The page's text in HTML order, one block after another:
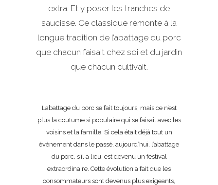
extra. Et y poser les tranches de
saucisse. Ce classique remonte à la
longue tradition de l’abattage du porc
que chacun faisait chez soi et du jardin
que chacun cultivait.
L’abattage du porc se fait toujours, mais ce n’est
plus la coutume si populaire qui se faisait avec les
voisins et la famille. Si cela était déjà tout un
événement dans le passé, aujourd’hui, l’abattage
du porc, s’il a lieu, est devenu un festival
extraordinaire. Cette évolution a fait que les
consommateurs sont devenus plus exigeants,